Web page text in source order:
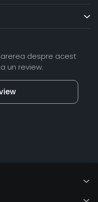
despre acest
un review.